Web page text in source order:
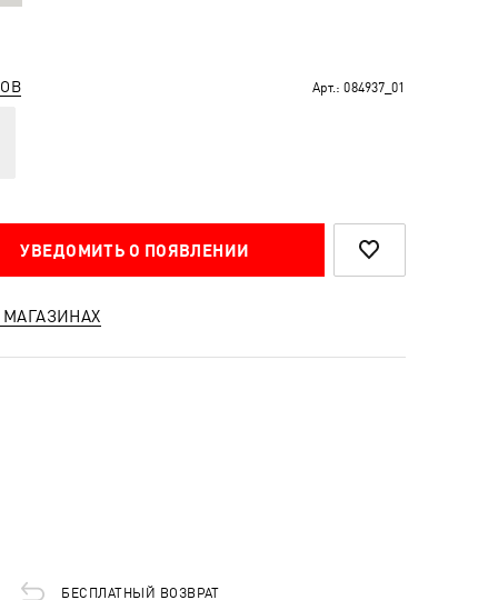
Арт.: 084937_01
УВЕДОМИТЬ О ПОЯВЛЕНИИ
БЕСПЛАТНЫЙ ВОЗВРАТ